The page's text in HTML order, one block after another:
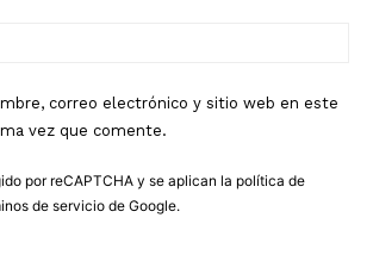
correo electrónico y sitio web en este
vez que comente.
por reCAPTCHA y se aplican la política de
de servicio de Google.